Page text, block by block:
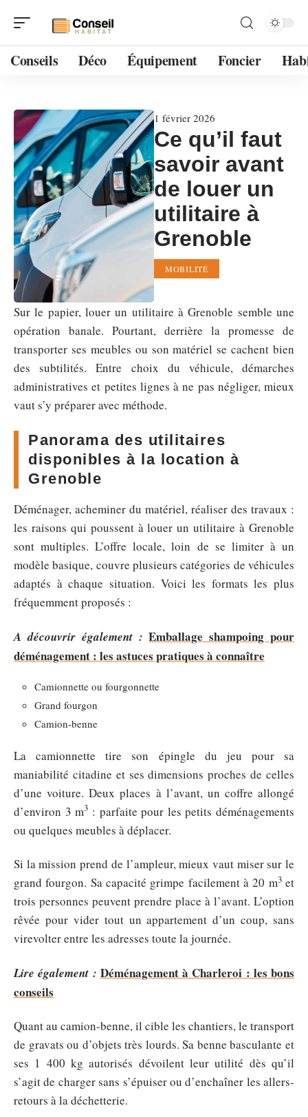
Conseils Déco Équipement Foncier
1 février 2026
Ce qu’il faut
savoir avant
de louer un
utilitaire à
Grenoble
MOBILITÉ
Sur le papier, louer un utilitaire à Grenoble semble une
opération banale. Pourtant, derrière la promesse de
transporter ses meubles ou son matériel se cachent bien
des subtilités. Entre choix du véhicule, démarches
administratives et petites lignes à ne pas négliger, mieux
vaut s’y préparer avec méthode.
Panorama des utilitaires
disponibles à la location à
Grenoble
Déménager, acheminer du matériel, réaliser des travaux :
les raisons qui poussent à louer un utilitaire à Grenoble
sont multiples. L’offre locale, loin de se limiter à un
modèle basique, couvre plusieurs catégories de véhicules
adaptés à chaque situation. Voici les formats les plus
fréquemment proposés :
A découvrir également : Emballage shampoing pour
déménagement : les astuces pratiques à connaître
Camionnette ou fourgonnette
Grand fourgon
Camion-benne
La camionnette tire son épingle du jeu pour sa
maniabilité citadine et ses dimensions proches de celles
d’une voiture. Deux places à l’avant, un coffre allongé
d’environ 3 m3 : parfaite pour les petits déménagements
ou quelques meubles à déplacer.
Si la mission prend de l’ampleur, mieux vaut miser sur le
grand fourgon. Sa capacité grimpe facilement à 20 m3et
trois personnes peuvent prendre place à l’avant. L’option
rêvée pour vider tout un appartement d’un coup, sans
virevolter entre les adresses toute la journée.
Lire également : Déménagement à Charleroi : les bons
conseils
Quant au camion-benne, il cible les chantiers, le transport
de gravats ou d’objets très lourds. Sa benne basculante et
ses 1 400 kg autorisés dévoilent leur utilité dès qu’il
s’agit de charger sans s’épuiser ou d’enchaîner les allers-
retours à la déchetterie.